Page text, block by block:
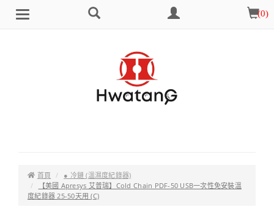
選
搜
會
員
中
購
物
車
(0)
首頁
● 冷鏈 (溫濕度紀錄器)
【美國 Apresys 艾普瑞】Cold Chain PDF-50 USB一次性免安裝溫
度紀錄器 25-50天用 (C)